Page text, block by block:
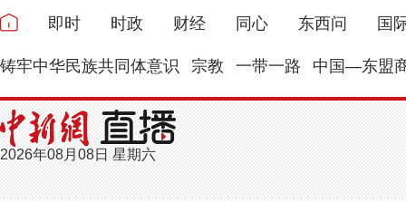
即时 时政 财经 同心 东西问 国
铸牢中华民族共同体意识 宗教 一带一路 中国—东盟
2026年08月08日 星期六